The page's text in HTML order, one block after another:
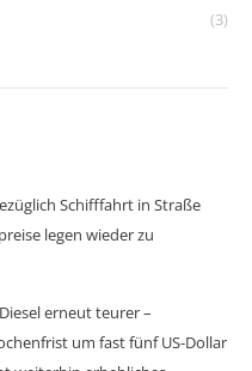
(3)
Schifffahrt in Straße
legen wieder zu
erneut teurer –
um fast fünf US-Dollar